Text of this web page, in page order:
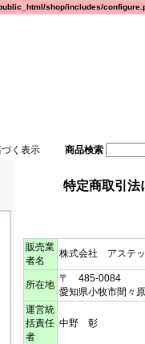
shop/includes/
く表示 商品検索
特定商取引法
販売業
者名
株式会社 アステッ
所在地
〒 485-0084
愛知県小牧市間々
運営統
括責任
者
中野 彰